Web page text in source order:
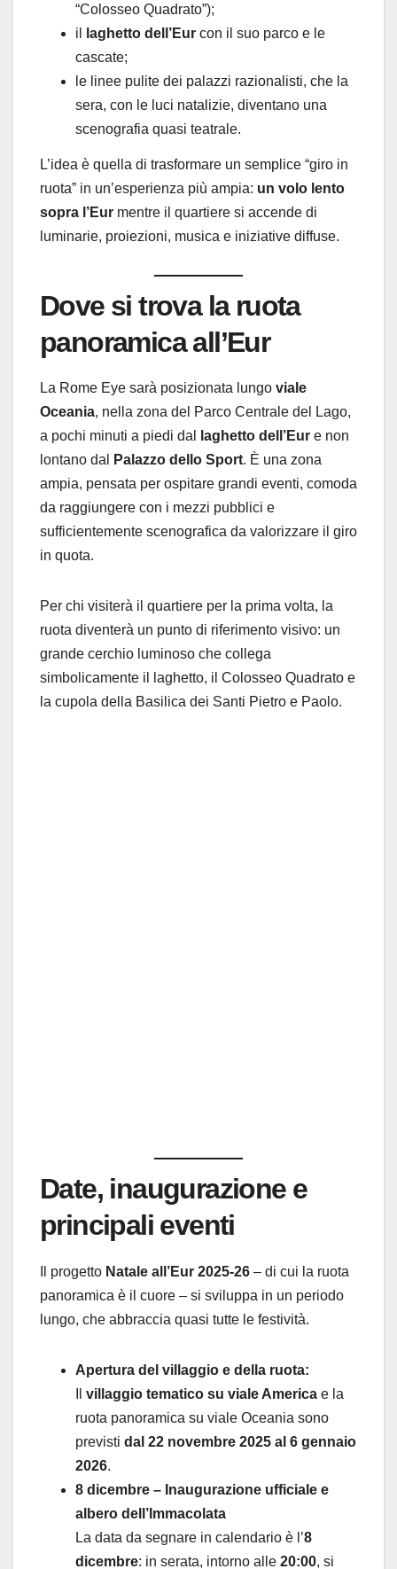
“Colosseo Quadrato”);
il
laghetto dell’Eur con il suo parco e le
cascate;
le linee pulite dei palazzi razionalisti, che la
sera, con le luci natalizie, diventano una
scenografia quasi teatrale.
L’idea è quella di trasformare un semplice “giro in
ruota” in un’esperienza più ampia: un volo lento
sopra l’Eur mentre il quartiere si accende di
luminarie, proiezioni, musica e iniziative diffuse.
Dove si trova la ruota
panoramica all’Eur
La Rome Eye sarà posizionata lungo viale
Oceania, nella zona del Parco Centrale del Lago,
a pochi minuti a piedi dal
laghetto dell’Eur e non
lontano dal
Palazzo dello Sport. È una zona
ampia, pensata per ospitare grandi eventi, comoda
da raggiungere con i mezzi pubblici e
sufficientemente scenografica da valorizzare il giro
in quota.
Per chi visiterà il quartiere per la prima volta, la
ruota diventerà un punto di riferimento visivo: un
grande cerchio luminoso che collega
simbolicamente il laghetto, il Colosseo Quadrato e
la cupola della Basilica dei Santi Pietro e Paolo.
Date, inaugurazione e
principali eventi
Il progetto Natale all’Eur 2025-26 – di cui la ruota
panoramica è il cuore – si sviluppa in un periodo
lungo, che abbraccia quasi tutte le festività.
Apertura del villaggio e della ruota:
villaggio tematico su viale America e la
ruota panoramica su viale Oceania sono
previsti dal 22 novembre 2025 al 6 gennaio
2026.
8 dicembre – Inaugurazione ufficiale e
albero dell’Immacolata
La data da segnare in calendario è l’8
dicembre: in serata, intorno alle 20:00, si